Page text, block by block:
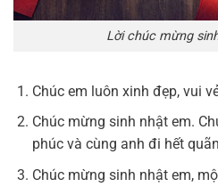
Lời chúc mừng
Chúc em luôn xinh đẹp, vui
Chúc mừng sinh nhật em.
phúc và cùng anh đi hết
Chúc mừng sinh nhật em,